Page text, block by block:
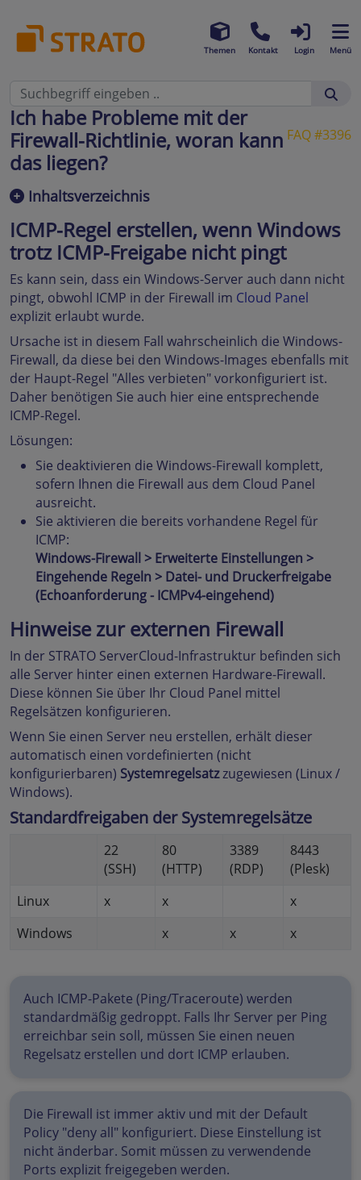
Themen Kontakt Login Menü
FAQ #3396
Ich habe Probleme mit der
Firewall-Richtlinie, woran kann
das liegen?
Inhaltsverzeichnis
ICMP-Regel erstellen, wenn Windows
trotz ICMP-Freigabe nicht pingt
Es kann sein, dass ein Windows-Server auch dann nicht
pingt, obwohl ICMP in der Firewall im Cloud Panel
explizit erlaubt wurde.
Ursache ist in diesem Fall wahrscheinlich die Windows-
Firewall, da diese bei den Windows-Images ebenfalls mit
der Haupt-Regel "Alles verbieten" vorkonfiguriert ist.
Daher benötigen Sie auch hier eine entsprechende
ICMP-Regel.
Lösungen:
Sie deaktivieren die Windows-Firewall komplett,
sofern Ihnen die Firewall aus dem Cloud Panel
ausreicht.
Sie aktivieren die bereits vorhandene Regel für
ICMP:
Windows-Firewall > Erweiterte Einstellungen >
Eingehende Regeln > Datei- und Druckerfreigabe
(Echoanforderung - ICMPv4-eingehend)
Hinweise zur externen Firewall
In der STRATO ServerCloud-Infrastruktur befinden sich
alle Server hinter einen externen Hardware-Firewall.
Diese können Sie über Ihr Cloud Panel mittel
Regelsätzen konfigurieren.
Wenn Sie einen Server neu erstellen, erhält dieser
automatisch einen vordefinierten (nicht
konfigurierbaren) Systemregelsatzzugewiesen (Linux /
Windows).
Standardfreigaben der Systemregelsätze
22
(SSH)
80
(HTTP)
3389
(RDP)
8443
(Plesk)
Linux
x x
x
Windows
x x x
Auch ICMP-Pakete (Ping/Traceroute) werden
standardmäßig gedroppt. Falls Ihr Server per Ping
erreichbar sein soll, müssen Sie einen neuen
Regelsatz erstellen und dort ICMP erlauben.
Die Firewall ist immer aktiv und mit der Default
Policy "deny all" konfiguriert. Diese Einstellung ist
nicht änderbar. Somit müssen zu verwendende
Ports explizit freigegeben werden.